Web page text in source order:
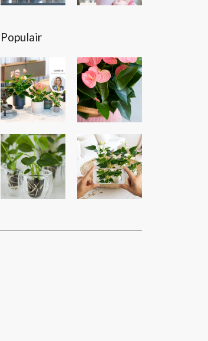
Populair